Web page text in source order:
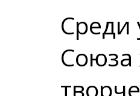
Среди
Союза